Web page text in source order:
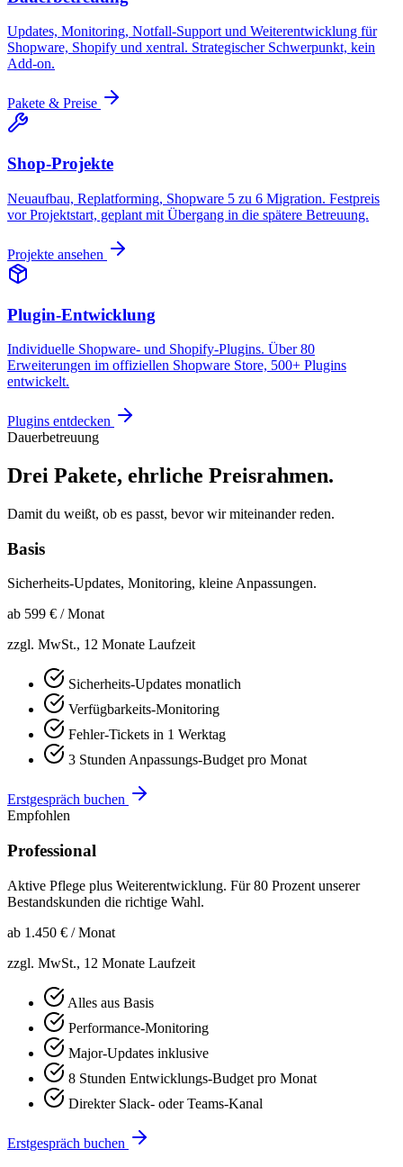
Updates, Monitoring, Notfall-Support und Weiterentwicklung für
Shopware, Shopify und xentral. Strategischer Schwerpunkt, kein
Add-on.
Pakete & Preise
Shop-Projekte
Neuaufbau, Replatforming, Shopware 5 zu 6 Migration. Festpreis
vor Projektstart, geplant mit Übergang in die spätere Betreuung.
Projekte ansehen
Plugin-Entwicklung
Individuelle Shopware- und Shopify-Plugins. Über 80
Erweiterungen im offiziellen Shopware Store, 500+ Plugins
entwickelt.
Plugins entdecken
Dauerbetreuung
Drei Pakete, ehrliche Preisrahmen.
Damit du weißt, ob es passt, bevor wir miteinander reden.
Basis
Sicherheits-Updates, Monitoring, kleine Anpassungen.
ab 599 € / Monat
zzgl. MwSt., 12 Monate Laufzeit
Sicherheits-Updates monatlich
Verfügbarkeits-Monitoring
Fehler-Tickets in 1 Werktag
3 Stunden Anpassungs-Budget pro Monat
Erstgespräch buchen
Empfohlen
Professional
Aktive Pflege plus Weiterentwicklung. Für 80 Prozent unserer
Bestandskunden die richtige Wahl.
ab 1.450 € / Monat
zzgl. MwSt., 12 Monate Laufzeit
Alles aus Basis
Performance-Monitoring
Major-Updates inklusive
8 Stunden Entwicklungs-Budget pro Monat
Direkter Slack- oder Teams-Kanal
Erstgespräch buchen